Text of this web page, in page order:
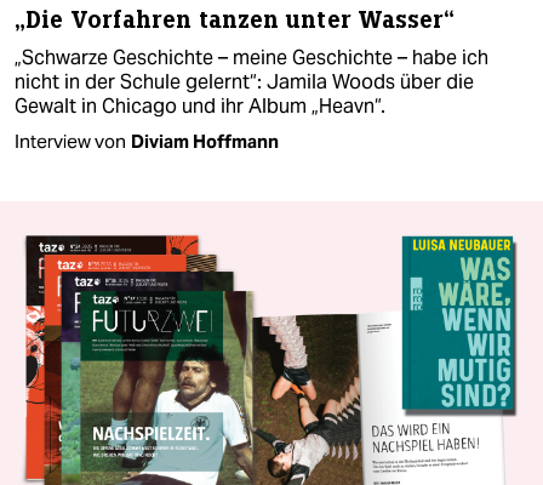
„Die Vorfahren tanzen unter Wasser“
„Schwarze Geschichte – meine Geschichte – habe ich
nicht in der Schule gelernt“: Jamila Woods über die
Gewalt in Chicago und ihr Album „Heavn“.
Interview von Diviam Hoffmann